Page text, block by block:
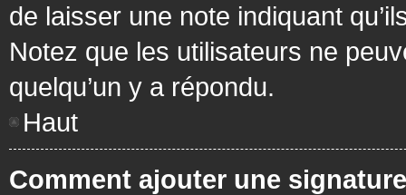
de laisser une note indiquant
Notez que les utilisateurs ne
quelqu’un y a répondu.
Haut
Comment ajouter une